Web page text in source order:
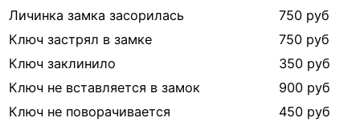
Личинка замка засорилась
750 руб
Ключ застрял в замке
750 руб
Ключ заклинило
350 руб
Ключ не вставляется в замок
900 руб
Ключ не поворачивается
450 руб